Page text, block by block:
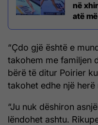
në
atë
“Çdo gjë është e
takohem me familjen
bërë të ditur Poirier
takohet edhe një
“Ju nuk dëshiron
lëndohet ashtu.